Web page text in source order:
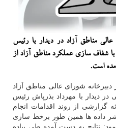
مناطق آزاد در دیدار با رئیس
شفاف سازی عملکرد مناطق آزاد از
است.
دبیرخانه شورای عالی مناطق آزاد
در دیدار با مهرداد بذرپاش رئیس
گزارشی از روند اقدامات انجام
داده ها همین طور برخط سازی